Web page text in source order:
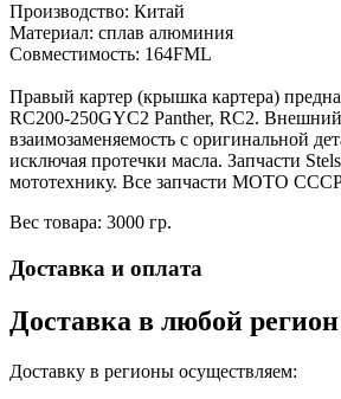
Производство: Китай
Материал: сплав алюминия
Совместимость: 164FML
Правый картер (крышка картера)
RC200-250GYC2 Panther, RC2.
взаимозаменяемость с оригинальной
исключая протечки масла. Запчасти
мототехнику. Все запчасти МОТО СССР
Вес товара: 3000 гр.
Доставка и оплата
Доставка в любой
Доставку в регионы осуществляем: